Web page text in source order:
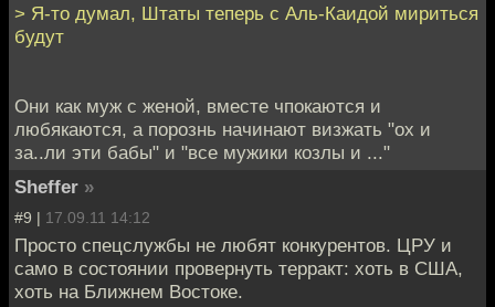
> Я-то думал, Штаты теперь с Аль-Каидой мириться
будут
Они как муж с женой, вместе чпокаются и
любякаются, а порознь начинают визжать "ох и
за..ли эти бабы" и "все мужики козлы и ..."
Sheffer »
#9 | 17.09.11 14:12
Просто спецслужбы не любят конкурентов. ЦРУ и
само в состоянии провернуть терракт: хоть в США,
хоть на Ближнем Востоке.